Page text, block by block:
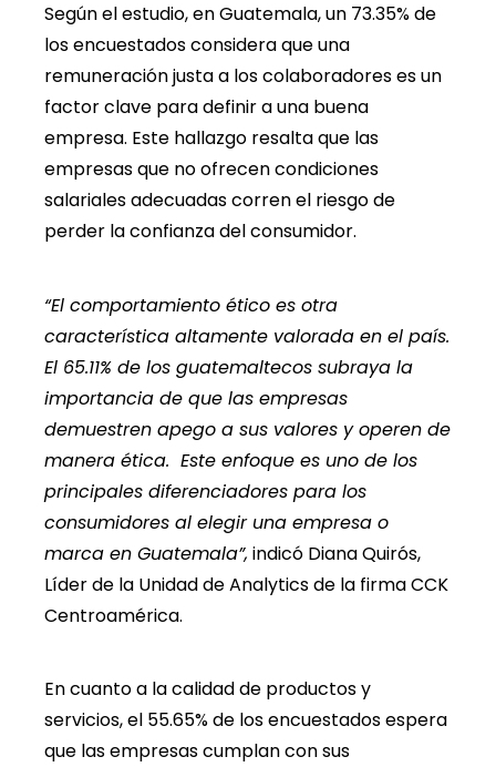
Según el estudio, en Guatemala, un 73.35% de
los encuestados considera que una
remuneración justa a los colaboradores es un
factor clave para definir a una buena
empresa. Este hallazgo resalta que las
empresas que no ofrecen condiciones
salariales adecuadas corren el riesgo de
perder la confianza del consumidor.
“El comportamiento ético es otra
característica altamente valorada en el país.
El 65.11% de los guatemaltecos subraya la
importancia de que las empresas
demuestren apego a sus valores y operen de
manera ética. Este enfoque es uno de los
principales diferenciadores para los
consumidores al elegir una empresa o
marca en Guatemala”, indicó Diana Quirós,
Líder de la Unidad de Analytics de la firma CCK
Centroamérica.
En cuanto a la calidad de productos y
servicios, el 55.65% de los encuestados espera
que las empresas cumplan con sus